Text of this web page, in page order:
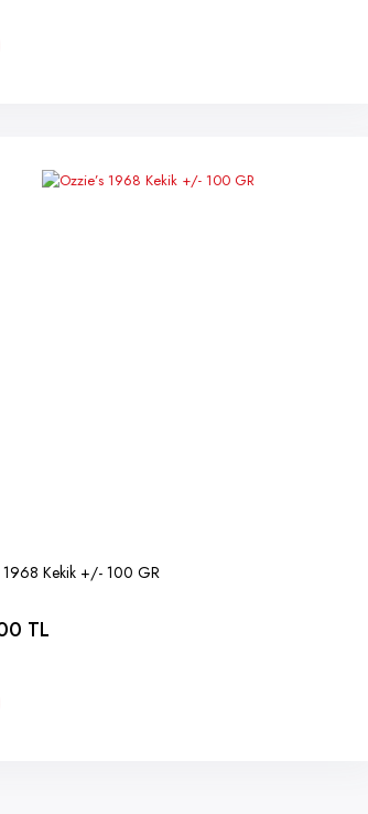
1968 Kekik +/- 100 GR
TL